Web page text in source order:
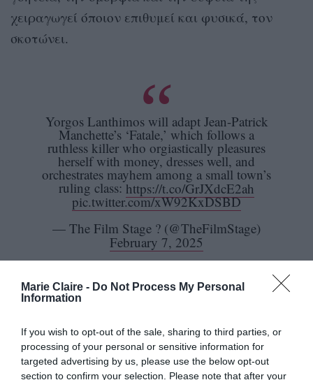
Marie Claire - Do Not Process My Personal
Information
If you wish to opt-out of the sale, sharing to third parties, or
processing of your personal or sensitive information for
targeted advertising by us, please use the below opt-out
section to confirm your selection. Please note that after your
χειραγωγεί όποιον επιθυμεί και φυσικά, τον
σκοτώνει.
Yorgos Lanthimos will adapt Jean-Patrick
Manchette’s ‘Fatale,’ which follows a
ruthless killer who orgiastically pleasures
herself with money, dresses well, and
orchestrates mayhem among a small town’s
ruling class:https://t.co/GrJXdcE2ah
pic.twitter.com/xW92KxDSBD
— The Film Stage ? (@TheFilmStage)
February 7, 2025
στιγμής επίσημα -όπως άλλωστε και καμία άλλη
– μούσα του Λάνθιμου και πρωταγωνίστρια των
τελευταίων του ταινιών – ενδέχεται να